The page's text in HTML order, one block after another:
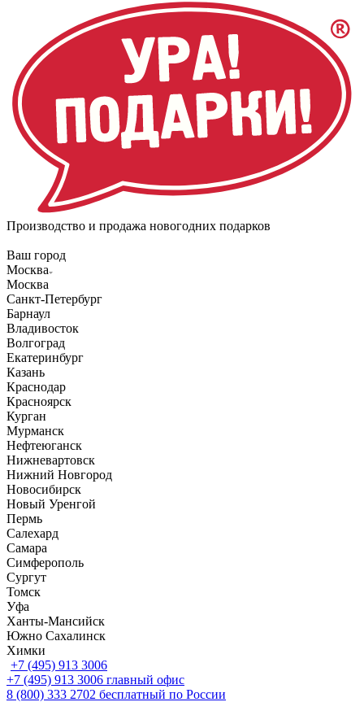
Производство и продажа новогодних подарков
Ваш город
Москва
Москва
Санкт-Петербург
Барнаул
Владивосток
Волгоград
Екатеринбург
Казань
Краснодар
Красноярск
Курган
Мурманск
Нефтеюганск
Нижневартовск
Нижний Новгород
Новосибирск
Новый Уренгой
Пермь
Салехард
Самара
Симферополь
Сургут
Томск
Уфа
Ханты-Мансийск
Южно Сахалинск
Химки
+7 (495) 913 3006
+7 (495) 913 3006 главный офис
8 (800) 333 2702 бесплатный по России